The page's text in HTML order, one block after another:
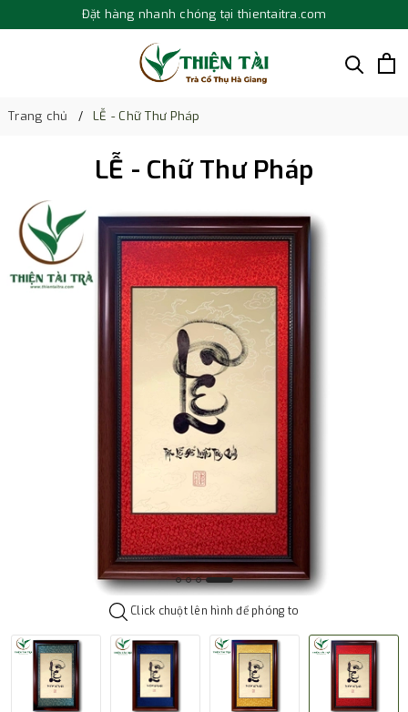
Đặt hàng nhanh chóng tại thientaitra.com
Trang chủ LỄ - Chữ Thư Pháp
LỄ - Chữ Thư Pháp
Click chuột lên hình để phóng to